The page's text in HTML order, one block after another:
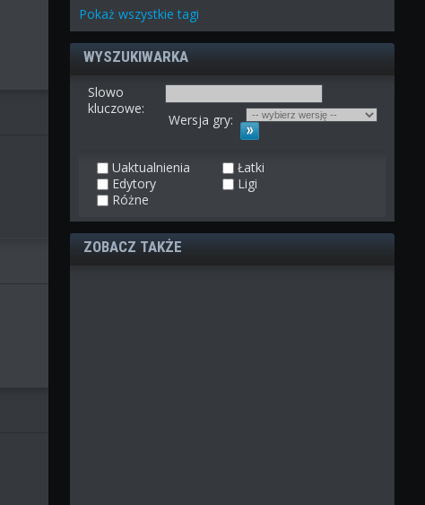
Pokażwszystkie tagi
WYSZUKIWARKA
Slowo
kluczowe:
Wersja gry:
Uaktualnienia
Łatki
Edytory
Ligi
Różne
ZOBACZ TAKŻE